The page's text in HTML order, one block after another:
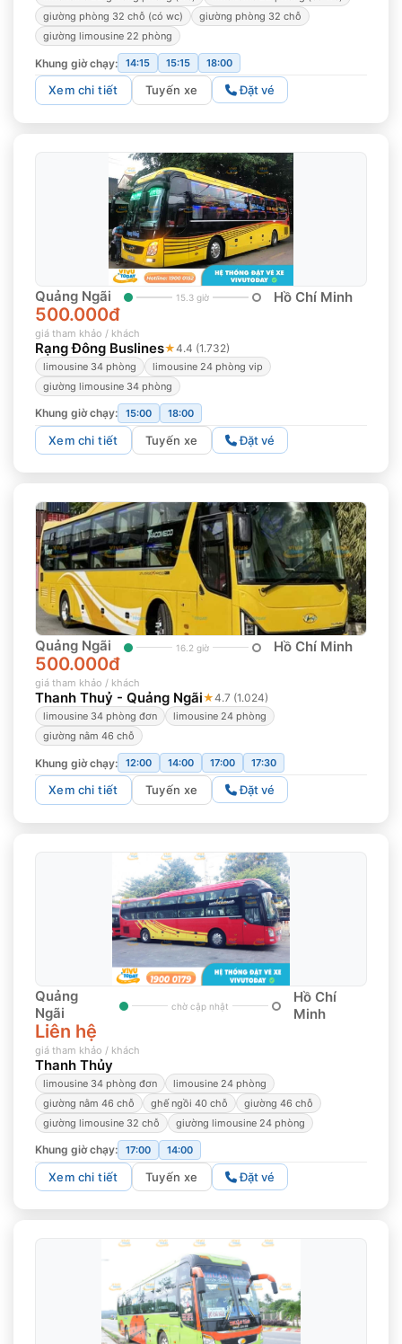
giường phòng 32 chỗ (có wc)
giường phòng 32 chỗ
giường limousine 22 phòng
Khung giờ chạy: 14:15 15:15 18:00
Xem chi tiết Tuyến xe Đặt vé
Quảng Ngãi 15.3 giờ Hồ Chí Minh
500.000đ
giá tham khảo / khách
Rạng Đông Buslines★4.4 (1.732)
limousine 34 phòng
limousine 24 phòng vip
giường limousine 34 phòng
Khung giờ chạy: 15:00 18:00
Xem chi tiết Tuyến xe Đặt vé
Quảng Ngãi 16.2 giờ Hồ Chí Minh
500.000đ
giá tham khảo / khách
Thanh Thuỷ - Quảng Ngãi★4.7 (1.024)
limousine 34 phòng đơn
limousine 24 phòng
giường nằm 46 chỗ
Khung giờ chạy: 12:00 14:00 17:00 17:30
Xem chi tiết Tuyến xe Đặt vé
Quảng
Ngãi
chờ cập nhật
Hồ Chí
Minh
Liên hệ
giá tham khảo / khách
Thanh Thủy
limousine 34 phòng đơn
limousine 24 phòng
giường nằm 46 chỗ
ghế ngồi 40 chỗ
giường 46 chỗ
giường limousine 32 chỗ
giường limousine 24 phòng
Khung giờ chạy: 17:00 14:00
Xem chi tiết Tuyến xe Đặt vé